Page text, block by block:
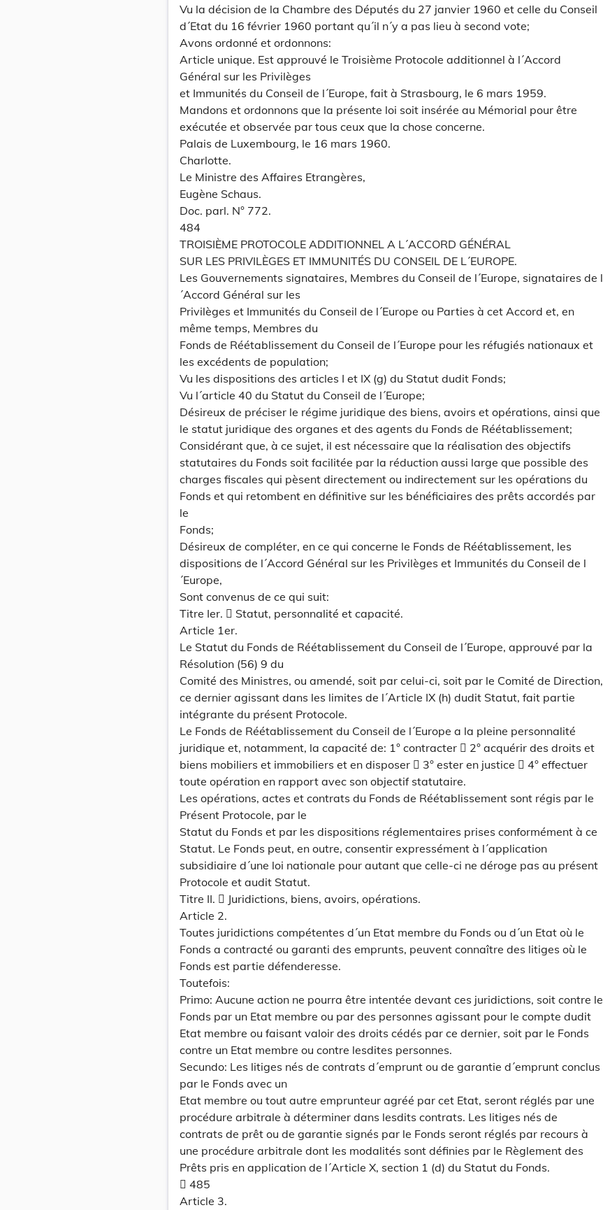
Vu la décision de la Chambre des Députés du 27 janvier 1960 et celle du Conseil
d´Etat du 16 février 1960 portant qu´il n´y a pas lieu à second vote;
Avons ordonné et ordonnons:
Article unique. Est approuvé le Troisième Protocole additionnel à l´Accord
Général sur les Privilèges
et Immunités du Conseil de l´Europe, fait à Strasbourg, le 6 mars 1959.
Mandons et ordonnons que la présente loi soit insérée au Mémorial pour être
exécutée et observée par tous ceux que la chose concerne.
Palais de Luxembourg, le 16 mars 1960.
Charlotte.
Le Ministre des Affaires Etrangères,
Eugène Schaus.
Doc. parl. N° 772.
484
TROISIÈME PROTOCOLE ADDITIONNEL A L´ACCORD GÉNÉRAL
SUR LES PRIVILÈGES ET IMMUNITÉS DU CONSEIL DE L´EUROPE.
Les Gouvernements signataires, Membres du Conseil de l´Europe, signataires de l
´Accord Général sur les
Privilèges et Immunités du Conseil de l´Europe ou Parties à cet Accord et, en
même temps, Membres du
Fonds de Réétablissement du Conseil de l´Europe pour les réfugiés nationaux et
les excédents de population;
Vu les dispositions des articles I et IX (g) du Statut dudit Fonds;
Vu l´article 40 du Statut du Conseil de l´Europe;
Désireux de préciser le régime juridique des biens, avoirs et opérations, ainsi que
le statut juridique des organes et des agents du Fonds de Réétablissement;
Considérant que, à ce sujet, il est nécessaire que la réalisation des objectifs
statutaires du Fonds soit facilitée par la réduction aussi large que possible des
charges fiscales qui pèsent directement ou indirectement sur les opérations du
Fonds et qui retombent en définitive sur les bénéficiaires des prêts accordés par
le
Fonds;
Désireux de compléter, en ce qui concerne le Fonds de Réétablissement, les
dispositions de l´Accord Général sur les Privilèges et Immunités du Conseil de l
´Europe,
Sont convenus de ce qui suit:
Titre Ier.  Statut, personnalité et capacité.
Article 1er.
Le Statut du Fonds de Réétablissement du Conseil de l´Europe, approuvé par la
Résolution (56) 9 du
Comité des Ministres, ou amendé, soit par celui-ci, soit par le Comité de Direction,
ce dernier agissant dans les limites de l´Article IX (h) dudit Statut, fait partie
intégrante du présent Protocole.
Le Fonds de Réétablissement du Conseil de l´Europe a la pleine personnalité
juridique et, notamment, la capacité de: 1° contracter  2° acquérir des droits et
biens mobiliers et immobiliers et en disposer  3° ester en justice  4° effectuer
toute opération en rapport avec son objectif statutaire.
Les opérations, actes et contrats du Fonds de Réétablissement sont régis par le
Présent Protocole, par le
Statut du Fonds et par les dispositions réglementaires prises conformément à ce
Statut. Le Fonds peut, en outre, consentir expressément à l´application
subsidiaire d´une loi nationale pour autant que celle-ci ne déroge pas au présent
Protocole et audit Statut.
Titre II.  Juridictions, biens, avoirs, opérations.
Article 2.
Toutes juridictions compétentes d´un Etat membre du Fonds ou d´un Etat où le
Fonds a contracté ou garanti des emprunts, peuvent connaître des litiges où le
Fonds est partie défenderesse.
Toutefois:
Primo: Aucune action ne pourra être intentée devant ces juridictions, soit contre le
Fonds par un Etat membre ou par des personnes agissant pour le compte dudit
Etat membre ou faisant valoir des droits cédés par ce dernier, soit par le Fonds
contre un Etat membre ou contre lesdites personnes.
Secundo: Les litiges nés de contrats d´emprunt ou de garantie d´emprunt conclus
par le Fonds avec un
Etat membre ou tout autre emprunteur agréé par cet Etat, seront réglés par une
procédure arbitrale à déterminer dans lesdits contrats. Les litiges nés de
contrats de prêt ou de garantie signés par le Fonds seront réglés par recours à
une procédure arbitrale dont les modalités sont définies par le Règlement des
Prêts pris en application de l´Article X, section 1 (d) du Statut du Fonds.
 485
Article 3.